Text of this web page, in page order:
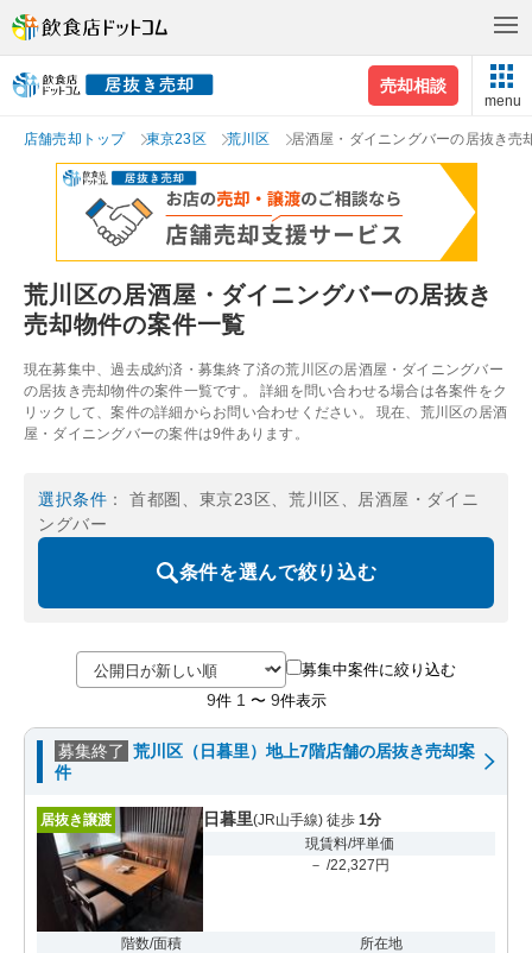
売却相談
menu
店舗売却トップ 東京23区 荒川区 居酒屋・ダイニングバーの居抜き売
荒川区の居酒屋・ダイニングバーの居抜き
売却物件の案件一覧
現在募集中、過去成約済・募集終了済の荒川区の居酒屋・ダイニングバー
の居抜き売却物件の案件一覧です。 詳細を問い合わせる場合は各案件をク
リックして、案件の詳細からお問い合わせください。 現在、荒川区の居酒
屋・ダイニングバーの案件は9件あります。
選択条件 ： 首都圏、東京23区、荒川区、居酒屋・ダイニ
ングバー
条件を選んで絞り込む
募集中案件に絞り込む
9件 1 〜 9件表示
募集終了 荒川区（日暮里）地上7階店舗の居抜き売却案
件
居抜き譲渡 日暮里(JR山手線) 徒歩 1分
現賃料/坪単価
－ /22,327円
階数/面積
所在地